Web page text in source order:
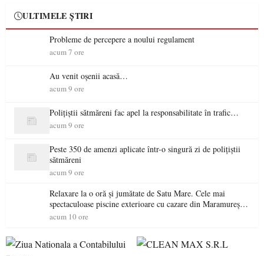
ULTIMELE ȘTIRI
Probleme de percepere a noului regulament
acum 7 ore
Au venit oșenii acasă…
acum 9 ore
Polițiștii sătmăreni fac apel la responsabilitate în trafic…
acum 9 ore
Peste 350 de amenzi aplicate într-o singură zi de polițiștii
sătmăreni
acum 9 ore
Relaxare la o oră și jumătate de Satu Mare. Cele mai
spectaculoase piscine exterioare cu cazare din Maramureș,
ideale pentru o escapadă de vară
acum 10 ore